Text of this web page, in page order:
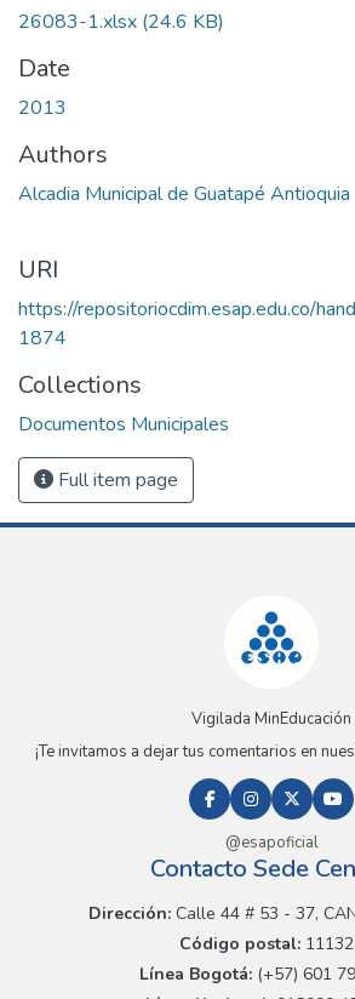
26083-1.xlsx (24.6 KB)
Date
2013
Authors
Alcadia Municipal de Guatapé Antioquia
URI
https://repositoriocdim.esap.edu.co/
1874
Collections
Documentos Municipales
Full item page
Vigilada MinEducación
¡Te invitamos a dejar tus comentarios en
@esapoficial
Contacto Sede
Dirección:Calle 44 # 53 - 37,
Código postal:
Línea Bogotá:(+57) 601